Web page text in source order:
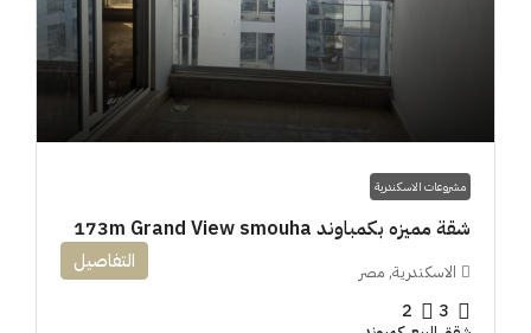
مشروعات الاسكندرية
شقة مميزه بكمباوند 173m Grand View smouha
الاسكندرية, مصر
3
2
التفاصيل